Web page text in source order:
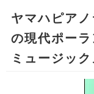
ヤマハピア
の現代ポー
ミュージッ